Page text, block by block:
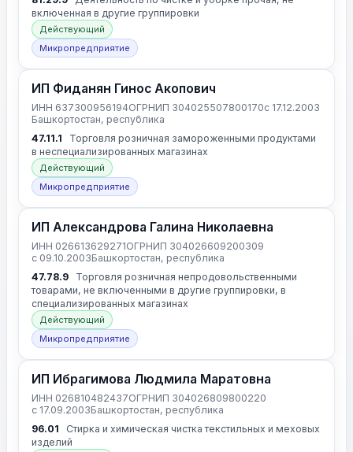
включенная в другие группировки
Действующий
Микропредприятие
ИП Фиданян Гинос Акопович
ИНН 637300956194ОГРНИП 304025507800170с 17.12.2003
Башкортостан, республика
47.11.1
Торговля розничная замороженными продуктами
в неспециализированных магазинах
Действующий
Микропредприятие
ИП Александрова Галина Николаевна
ИНН 026613629271ОГРНИП 304026609200309
с 09.10.2003Башкортостан, республика
47.78.9
Торговля розничная непродовольственными
товарами, не включенными в другие группировки, в
специализированных магазинах
Действующий
Микропредприятие
ИП Ибрагимова Людмила Маратовна
ИНН 026810482437ОГРНИП 304026809800220
с 17.09.2003Башкортостан, республика
96.01
Стирка и химическая чистка текстильных и меховых
изделий